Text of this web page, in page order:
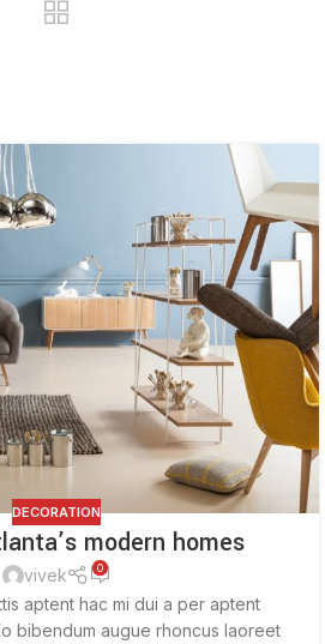
DECORATION
modern homes
vivek 0
aptent hac mi dui a per aptent
bibendum augue rhoncus laoreet